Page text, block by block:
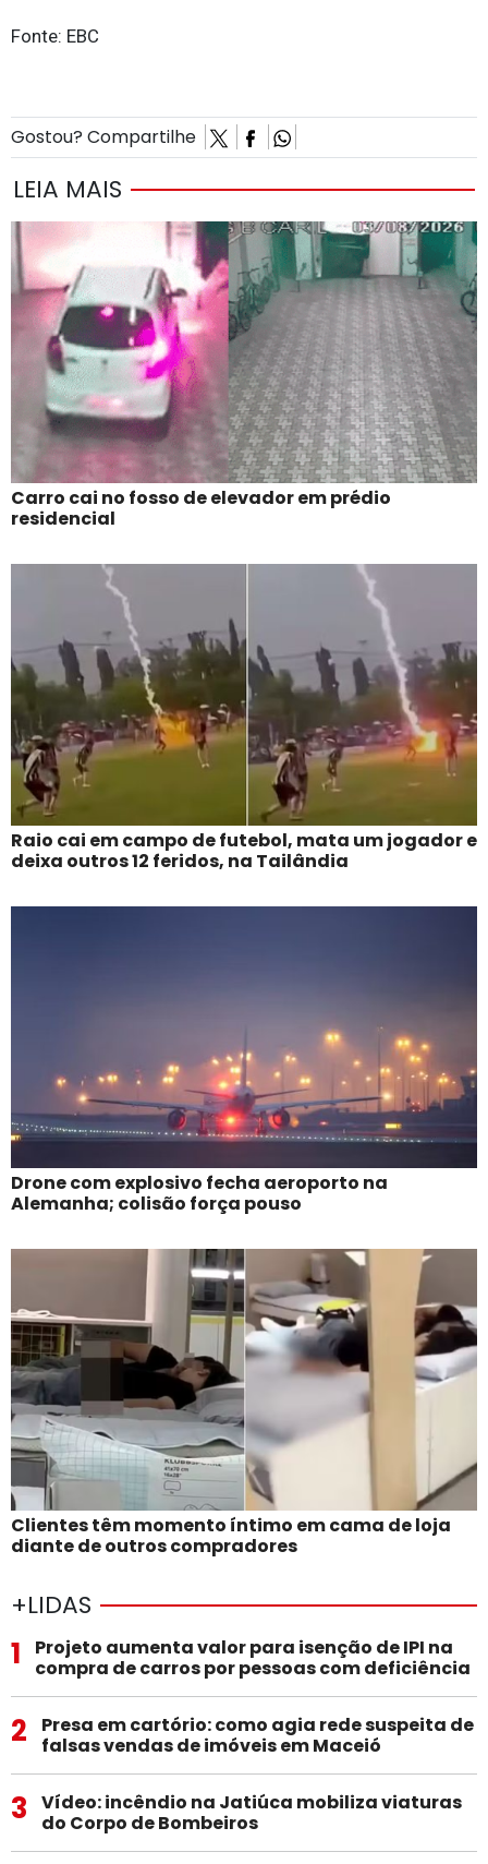
Fonte: EBC
Gostou? Compartilhe
LEIA MAIS
Carro cai no fosso de elevador em prédio
residencial
Raio cai em campo de futebol, mata um jogador e
deixa outros 12 feridos, na Tailândia
Drone com explosivo fecha aeroporto na
Alemanha; colisão força pouso
Clientes têm momento íntimo em cama de loja
diante de outros compradores
+LIDAS
1
Projeto aumenta valor para isenção de IPI na
compra de carros por pessoas com deficiência
2
Presa em cartório: como agia rede suspeita de
falsas vendas de imóveis em Maceió
3
Vídeo: incêndio na Jatiúca mobiliza viaturas
do Corpo de Bombeiros